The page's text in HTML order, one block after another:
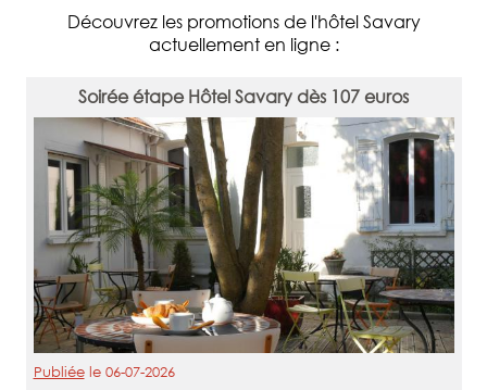
Découvrez les promotions de l'hôtel Savary
actuellement en ligne :
Soirée étape Hôtel Savary dès 107 euros
Publiéele 06-07-2026